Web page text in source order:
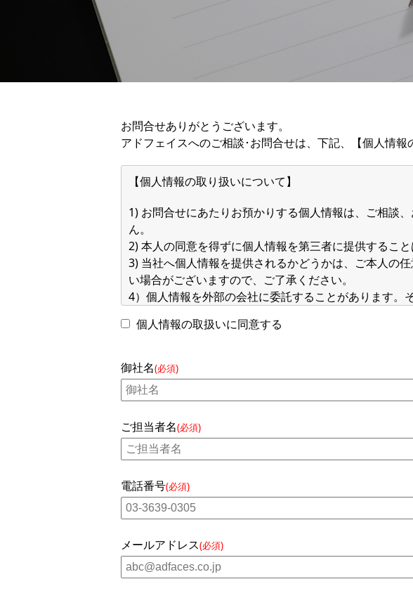
お問合せありがとうございます。
アドフェイスへのご相談･お問合せは、下記、【個人情
【個人情報の取り扱いについて】
1) お問合せにあたりお預かりする個人情報は、ご相談
ん。
2) 本人の同意を得ずに個人情報を第三者に提供すること
3) 当社へ個人情報を提供されるかどうかは、ご本人の
い場合がございますので、ご了承ください。
4）個人情報を外部の会社に委託することがあります
5) 当社では、ご本人より個人情報に関する利用目的の
6) 個人情報についての苦情・相談または個人情報の開
請求であることを確認させて頂いた上で、適切かつ迅
株式会社アド・フェイス 個人情報お問合せ窓口
個人情報保護推進事務局個人情報保護管理責任者 管理
電話：03-3639-0305 FAX：03-3639-2121
住所：〒103-0013 東京都中央区日本橋人形町3-6-7 人
個人情報の取扱いに同意する
御社名(必須)
ご担当者名(必須)
電話番号(必須)
メールアドレス(必須)